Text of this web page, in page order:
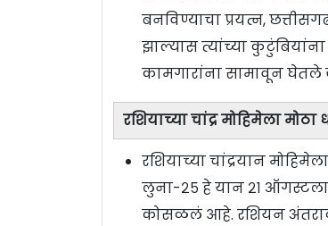
बनविण्याचा प्रयत्न,
झाल्यास त्यांच्या
कामगारांना सामावून घेतले
रशियाच्या चांद्र मोहिमेला
रशियाच्या चांद्रयान
लुना-२५ हे यान २१ ऑगस्टला
कोसळलं आहे. रशियन अंतराळ